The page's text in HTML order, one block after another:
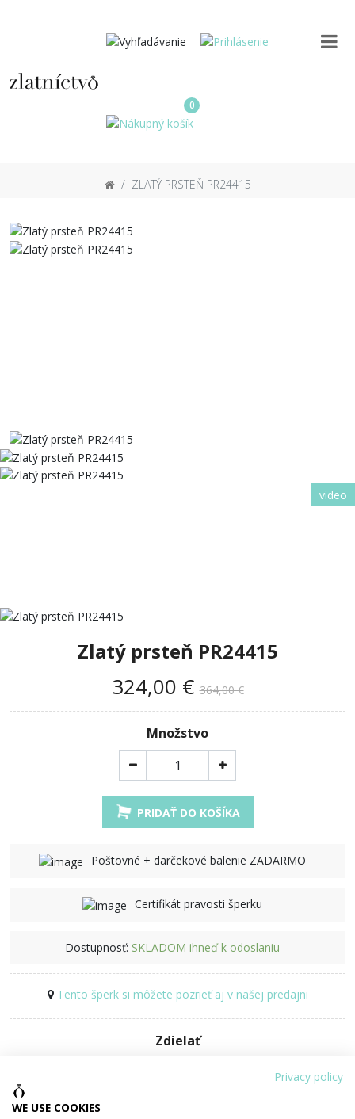
0
ZLATÝ PRSTEŇ PR24415
video
Zlatý prsteň PR24415
324,00 €364,00 €
Množstvo
PRIDAŤ DO KOŠÍKA
Poštovné + darčekové balenie ZADARMO
Certifikát pravosti šperku
Dostupnosť: SKLADOM ihneď k odoslaniu
Tento šperk si môžete pozrieť aj v našej predajni
Zdielať
Privacy policy
WE USE COOKIES